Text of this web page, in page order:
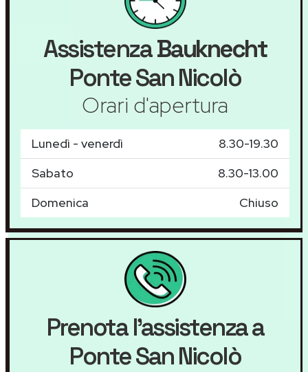
AssistenzaBauknecht
Ponte San Nicolò
Orari d'apertura
Lunedì - venerdì
8.30-19.30
Sabato
8.30-13.00
Domenica
Chiuso
Prenota l'assistenza a
Ponte San Nicolò